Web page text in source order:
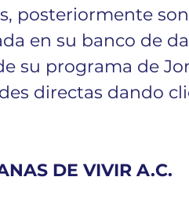
posteriormente
en su banco de
su programa de
directas dando
DE VIVIR A.C.